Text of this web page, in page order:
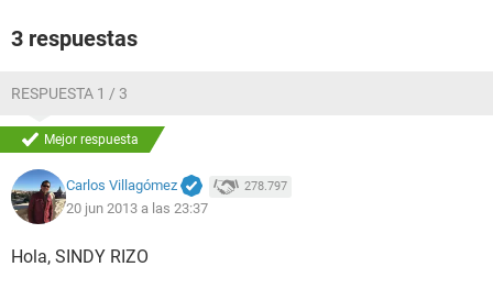
3 respuestas
RESPUESTA 1 / 3
Mejor respuesta
Carlos Villagómez 278.797
20 jun 2013 a las 23:37
Hola, SINDY RIZO